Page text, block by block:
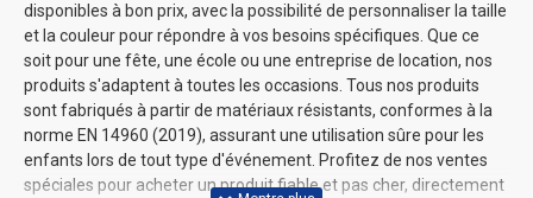
disponibles à bon prix, avec la possibilité de personnaliser la taille
et la couleur pour répondre à vos besoins spécifiques. Que ce
soit pour une fête, une école ou une entreprise de location, nos
produits s'adaptent à toutes les occasions. Tous nos produits
sont fabriqués à partir de matériaux résistants, conformes à la
norme EN 14960 (2019), assurant une utilisation sûre pour les
enfants lors de tout type d'événement. Profitez de nos ventes
spéciales pour acheter un produit fiable et pas cher, directement